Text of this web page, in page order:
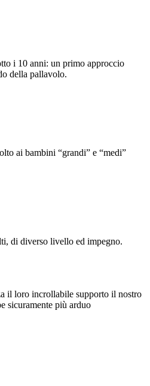
i 10 anni: un primo approccio
della pallavolo.
ai bambini “grandi” e “medi”
di diverso livello ed impegno.
il loro incrollabile supporto il nostro
sicuramente più arduo